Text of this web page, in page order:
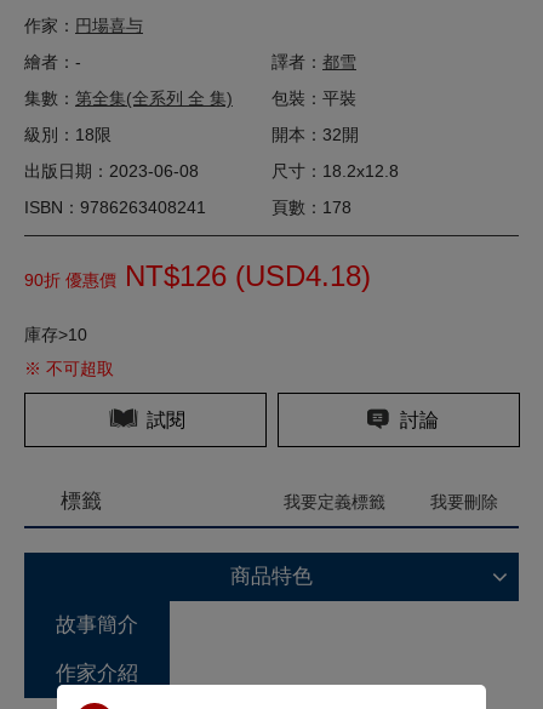
作家： 円場喜与
繪者：-
譯者： 都雪
集數： 第全集(全系列 全 集)
包裝：平裝
級別：18限
開本：32開
出版日期：2023-06-08
尺寸：18.2x12.8
ISBN：9786263408241
頁數：178
90折 優惠價 NT$126 (USD4.18)
庫存>10
※ 不可超取
試閱 討論
標籤 我要定義標籤 我要刪除
商品特色
故事簡介
作家介紹